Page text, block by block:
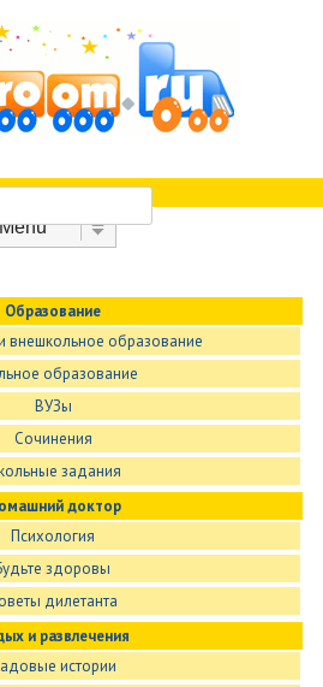
Образование
внешкольное образование
образование
ВУЗы
Сочинения
задания
доктор
Психология
здоровы
дилетанта
и развлечения
истории